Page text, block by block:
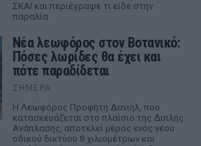
ΣΚΑΪ και περιέγραψε τι είδε στην
παραλία
Νέα λεωφόρος στον Βοτανικό:
Πόσες λωρίδες θα έχει και
πότε παραδίδεται
ΣΉΜΕΡΑ
Η Λεωφόρος Προφήτη Δανιήλ, που
κατασκευάζεται στο πλαίσιο της Διπλής
Ανάπλασης, αποτελεί μέρος ενός νέου
οδικού δικτύου 8 χιλιομέτρων και